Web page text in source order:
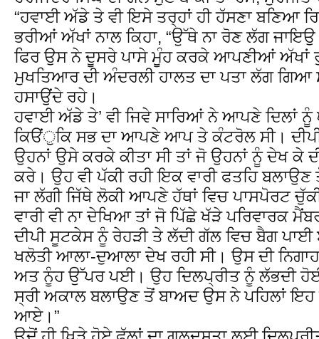
“ਹਵਾਈ ਅੱਡੇ ਤੇ ਵੀ ਇਸੇ ਤਰ੍ਹਾਂ ਹੀ ਹੱਸਣਾ ਬਣਿਆ
ਭਰੀਆਂ ਅੱਖਾਂ ਨਾਲ ਕਿਹਾ, “ਉੱਥੇ ਨਾ ਰੋਣ ਲੱਗ
ਫਿਰ ਉਸ ਨੇ ਦੂਸਰੇ ਪਾਸੇ ਮੂੰਹ ਕਰਕੇ ਆਪਣੀਆਂ ਅੱਖਾਂ
ਮੁਖਤਿਆਰ ਦੀ ਅੰਦਰਲੀ ਹਾਲਤ ਦਾ ਪਤਾ ਲੱਗ ਗਿਆ
ਹਸਾਉਂਦੇ ਰਹੇ।
ਹਵਾਈ ਅੱਡੇ ਤੇ’ ਵੀ ਜਿਵੇ ਸਾਰਿਆਂ ਨੇ ਆਪਣੇ ਦਿਲਾਂ
ਕਿੳਂੁਕਿ ਸਭ ਦਾ ਆਪਣੇ ਆਪ ਤੇ ਕੰਟਰੋਲ ਸੀ।
ਉਹਨਾਂ ਉਸੇ ਕਰਕੇ ਕੀਤਾ ਸੀ ਤਾਂ ਜੋ ਉਹਨਾਂ ਨੂੰ ਦੇਖ ਕੇ
ਕਰੇ। ਉਹ ਵੀ ਪੱਕੀ ਰਹੀ ਇਕ ਵਾਰੀ ਫਤਹਿ
ਜਾ ਲੱਗੀ ਜਿੱਥੇ ਲੋਕੀ ਆਪਣੇ ਹੱਥਾਂ ਵਿਚ ਪਾਸਪੋਰਟ
ਵਾਰੀ ਵੀ ਨਾ ਦੇਖਿਆ ਤਾਂ ਜੋ ਪਿੱਛੇ ਖੱੜੇ ਪਰਿਵਾਰਕ
ਦੀਪੀ ਸੂਟਕੇਸ ਨੂੰ ਰੇਹੜੀ ਤੇ ਲੱਦੀ ਗੱਲ ਵਿਚ ਬੈਗ
ਖਲੋਤੀ ਆਲਾ-ਦੁਆਲਾ ਦੇਖ ਰਹੀ ਸੀ। ਉਸ ਦੀ
ਅਤ ਨੂੰਹ ਉੱਪਰ ਪਈ। ਉਹ ਦਿਲਪ੍ਰੀਤ ਨੂੰ ਲੱਭਦੀ
ਸ੍ਰੀ ਅਕਾਲ ਬਲਾਉਣ ਤੋਂ ਬਾਅਦ ਉਸ ਨੇ ਪਹਿਲਾਂ ਇਹ
ਆਏ।”